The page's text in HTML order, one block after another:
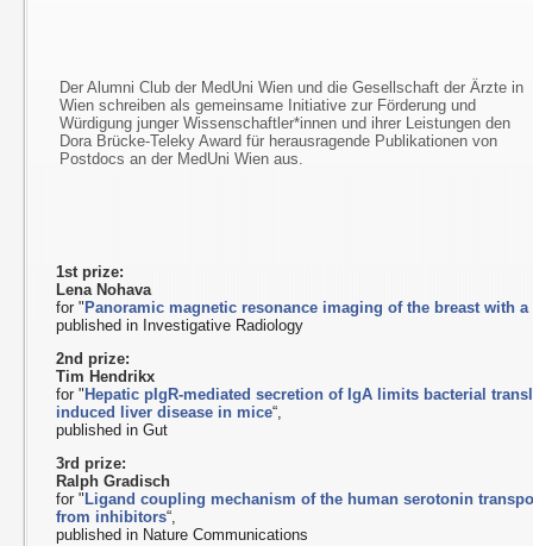
Der Alumni Club der MedUni Wien und die Gesellschaft der Ärzte in
Wien schreiben als gemeinsame Initiative zur Förderung und
Würdigung junger Wissenschaftler*innen und ihrer Leistungen den
Dora Brücke-Teleky Award für herausragende Publikationen von
Postdocs an der MedUni Wien aus.
1st prize:
Lena Nohava
for " Panoramic magnetic resonance imaging of the breast with
published in Investigative Radiology
2nd prize:
Tim Hendrikx
for " Hepatic pIgR-mediated secretion of IgA limits bacterial
induced liver disease in mice“,
published in Gut
3rd prize:
Ralph Gradisch
for " Ligand coupling mechanism of the human serotonin
from inhibitors“,
published in Nature Communications